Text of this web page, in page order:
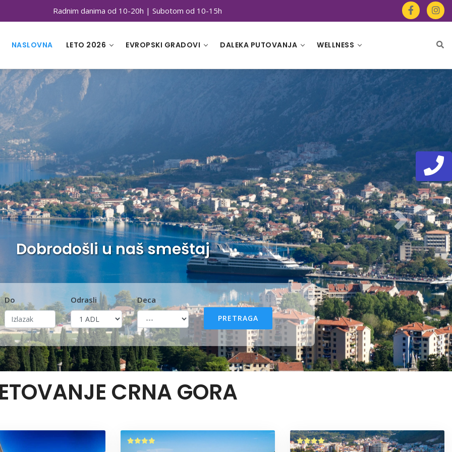
Radnim danima od 10-20h | Subotom od 10-15h
NASLOVNA LETO 2026 EVROPSKI GRADOVI DALEKA PUTOVANJA WELLNESS
Odmor iz snova čeka na vas
Do Odrasli Deca
PRETRAGA
CRNA GORA